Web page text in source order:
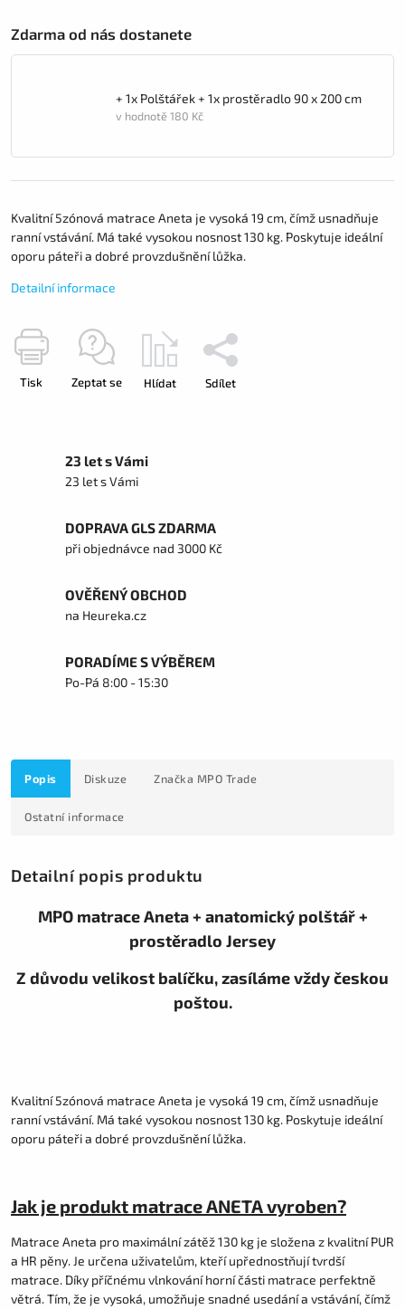
Zdarma od nás dostanete
+ 1x Polštářek + 1x prostěradlo 90 x 200 cm
v hodnotě 180 Kč
Kvalitní 5zónová matrace Aneta je vysoká 19 cm, čímž usnadňuje
ranní vstávání. Má také vysokou nosnost 130 kg. Poskytuje ideální
oporu páteři a dobré provzdušnění lůžka.
Detailní informace
Tisk Zeptat se Hlídat Sdílet
23 let s Vámi
23 let s Vámi
DOPRAVA GLS ZDARMA
při objednávce nad 3000 Kč
OVĚŘENÝ OBCHOD
na Heureka.cz
PORADÍME S VÝBĚREM
Po-Pá 8:00 - 15:30
Popis Diskuze Značka MPO Trade
Ostatní informace
Detailní popis produktu
MPO matrace Aneta + anatomický polštář +
prostěradlo Jersey
Z důvodu velikost balíčku, zasíláme vždy českou
poštou.
Kvalitní 5zónová matrace Aneta je vysoká 19 cm, čímž usnadňuje
ranní vstávání. Má také vysokou nosnost 130 kg. Poskytuje ideální
oporu páteři a dobré provzdušnění lůžka.
Jak je produkt matrace ANETA vyroben?
Matrace Aneta pro maximální zátěž 130 kg je složena z kvalitní PUR
a HR pěny. Je určena uživatelům, kteří upřednostňují tvrdší
matrace. Díky příčnému vlnkování horní části matrace perfektně
větrá. Tím, že je vysoká, umožňuje snadné usedání a vstávání, čímž